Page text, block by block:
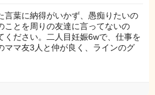
言葉に納得がいかず、愚痴りたいの
ことを周りの友達に言ってないの
ください。二人目妊娠6wで、仕事を
ママ友3人と仲が良く、ラインのグ